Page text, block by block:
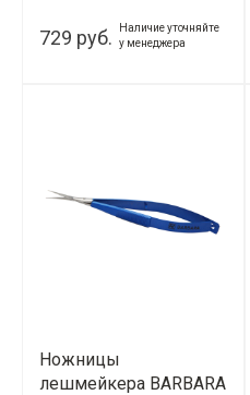
729 руб.
Наличие уточняйте
у менеджера
Ножницы
лешмейкера BARBARA